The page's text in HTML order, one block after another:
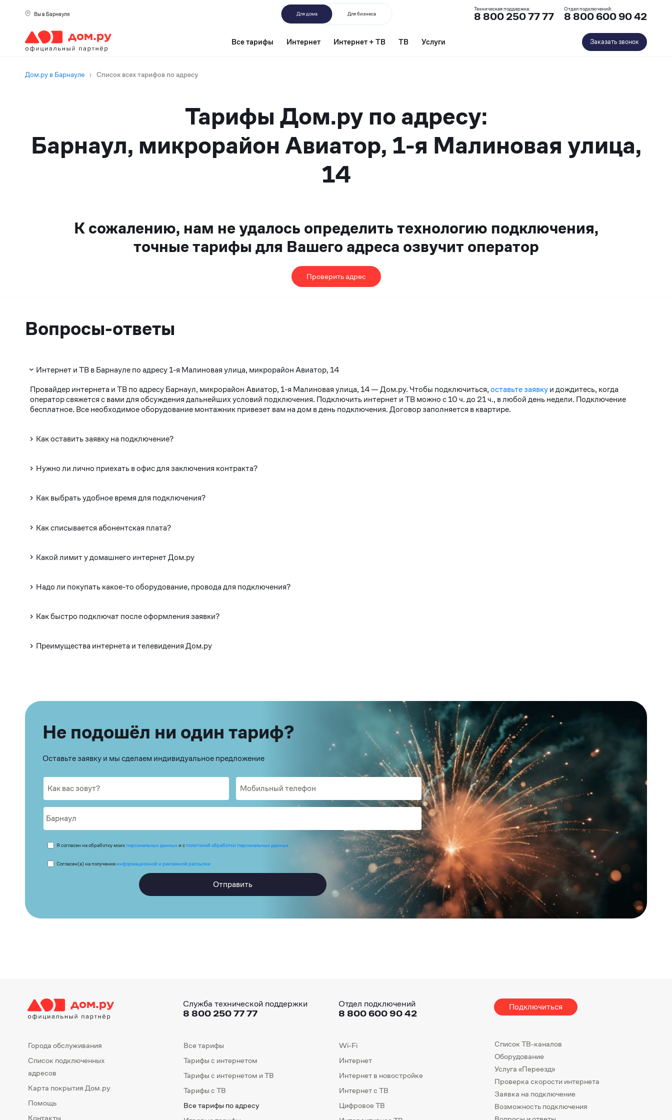
Вы в Барнауле Для дома Для бизнеса
Техническая поддержка:
8 800 250 77 77
Отдел подключений:
8 800 600 90 42
Все тарифы Интернет Интернет + ТВ ТВ Услуги Заказать звонок
Дом.ру в Барнауле › Список всех тарифов по адресу
Тарифы Дом.ру по адресу:
Барнаул, микрорайон Авиатор, 1-я Малиновая улица,
14
К сожалению, нам не удалось определить технологию подключения,
точные тарифы для Вашего адреса озвучит оператор
Проверить адрес
Вопросы-ответы
Интернет и ТВ в Барнауле по адресу 1-я Малиновая улица, микрорайон Авиатор, 14
Провайдер интернета и ТВ по адресу Барнаул, микрорайон Авиатор, 1-я Малиновая улица, 14 — Дом.ру. Чтобы подключиться,оставьте заявкуи дождитесь, когда
оператор свяжется с вами для обсуждения дальнейших условий подключения. Подключить интернет и ТВ можно с 10 ч. до 21 ч., в любой день недели. Подключение
бесплатное. Все необходимое оборудование монтажник привезет вам на дом в день подключения. Договор заполняется в квартире.
Как оставить заявку на подключение?
Нужно ли лично приехать в офис для заключения контракта?
Как выбрать удобное время для подключения?
Как списывается абонентская плата?
Какой лимит у домашнего интернет Дом.ру
Надо ли покупать какое-то оборудование, провода для подключения?
Как быстро подключат после оформления заявки?
Преимущества интернета и телевидения Дом.ру
Не подошёл ни один тариф?
Оставьте заявку и мы сделаем индивидуальное предложение
Я согласен на обработку моихперсональных данныхи сполитикой обработки персональных данных
Согласен(а) на получениеинформационной и рекламной рассылки
Отправить
Служба технической поддержки
8 800 250 77 77
Отдел подключений
8 800 600 90 42
Подключиться
Города обслуживания
Список подключенных
адресов
Карта покрытия Дом.ру
Помощь
Контакты
Все тарифы
Тарифы с интернетом
Тарифы с интернетом и ТВ
Тарифы с ТВ
Все тарифы по адресу
Wi-Fi
Интернет
Интернет в новостройке
Интернет с ТВ
Цифровое ТВ
Список ТВ-каналов
Оборудование
Услуга «Переезд»
Проверка скорости интернета
Заявка на подключение
Возможность подключения